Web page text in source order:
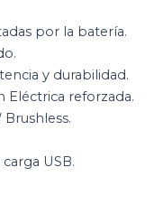
por la batería.
y durabilidad.
Eléctrica reforzada.
USB.